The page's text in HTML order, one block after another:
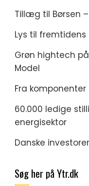
Tillæg til Børsen –
Lys til
Grøn hightech
Model
Fra
60.000 ledige
energisektor
Danske
Søg her på Ytr.dk